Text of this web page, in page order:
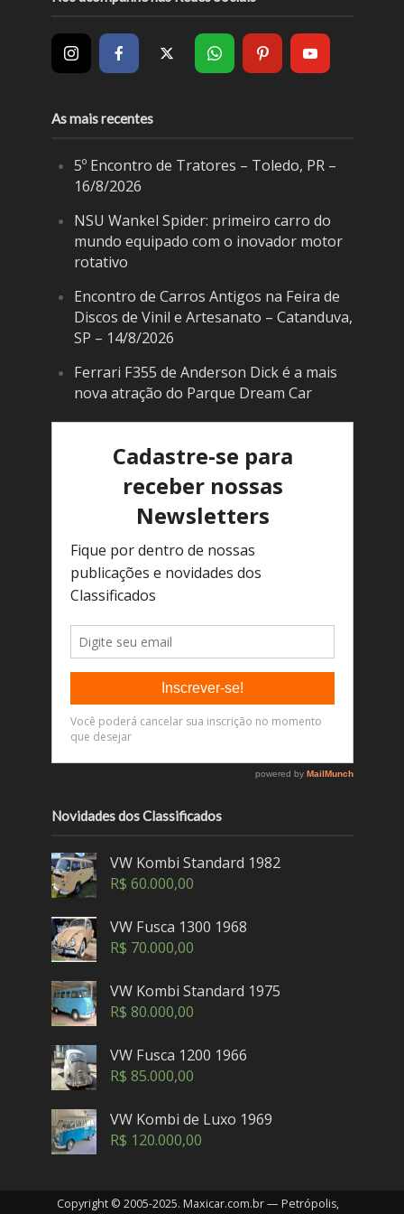
As mais recentes
5º Encontro de Tratores – Toledo, PR –
16/8/2026
NSU Wankel Spider: primeiro carro do
mundo equipado com o inovador motor
rotativo
Encontro de Carros Antigos na Feira de
Discos de Vinil e Artesanato – Catanduva,
SP – 14/8/2026
Ferrari F355 de Anderson Dick é a mais
nova atração do Parque Dream Car
Novidades dos Classificados
VW Kombi Standard 1982
R$ 60.000,00
VW Fusca 1300 1968
R$ 70.000,00
VW Kombi Standard 1975
R$ 80.000,00
VW Fusca 1200 1966
R$ 85.000,00
VW Kombi de Luxo 1969
R$ 120.000,00
Copyright © 2005-2025. Maxicar.com.br — Petrópolis,